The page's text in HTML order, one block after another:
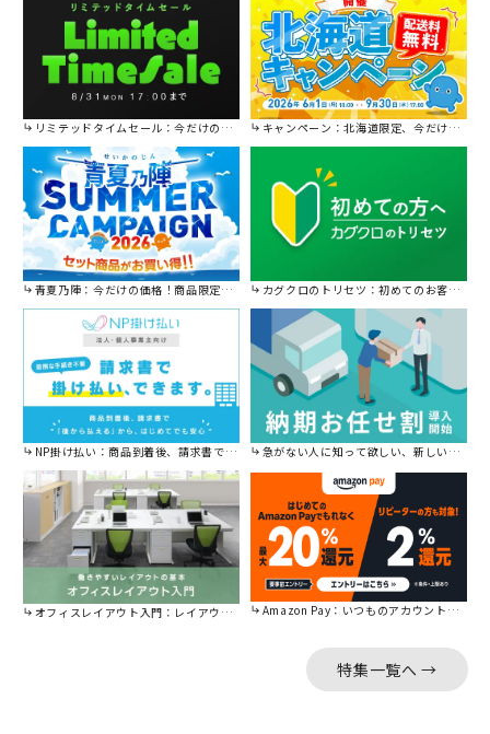
リミテッドタイムセール：今だけの限定セール。 キャンペーン：北海道限定、今だけ送料無料！
青夏乃陣：今だけの価格！商品限定セール開催中です。 カグクロのトリセツ：初めてのお客様はこちら。
NP掛け払い：商品到着後、請求書で後から払えます。 急がない人に知って欲しい、新しい割引を始めました。
オフィスレイアウト入門：レイアウトの基本をご紹介。 Amazon Pay：いつものアカウントで簡単に決済可能。
特集一覧へ →